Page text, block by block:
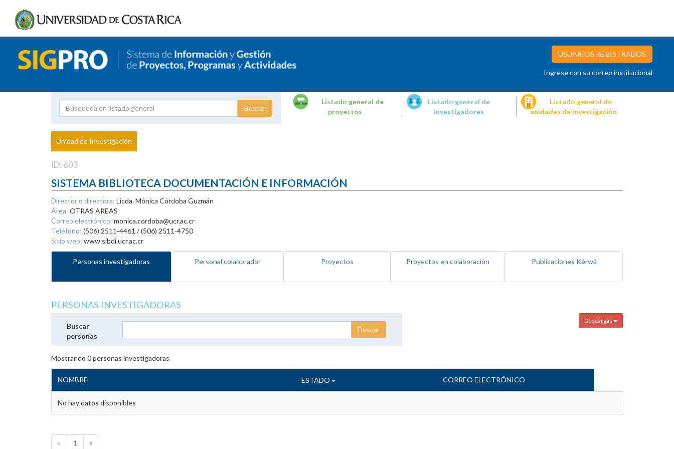
USUARIOS REGISTRADOS
Ingrese con su correo institucional
Proyecto
Investigador
Listado general de
proyectos
Listado general de
investigadores
Listado general de
unidades de investigación
Unidad de Investigación
ID: 603
SISTEMA BIBLIOTECA DOCUMENTACIÓN E INFORMACIÓN
Director o directora: Licda. Mónica Córdoba Guzmán
Área: OTRAS AREAS
Correo electrónico: monica.cordoba@ucr.ac.cr
Teléfono: (506) 2511-4461 / (506) 2511-4750
Sitio web: www.sibdi.ucr.ac.cr
Personas investigadoras Personal colaborador Proyectos Proyectos en colaboración Publicaciones Kérwá
PERSONAS INVESTIGADORAS
Descargas
Buscar
personas
Mostrando 0personas investigadoras
NOMBRE ESTADO CORREO ELECTRÓNICO
No hay datos disponibles
« 1 »